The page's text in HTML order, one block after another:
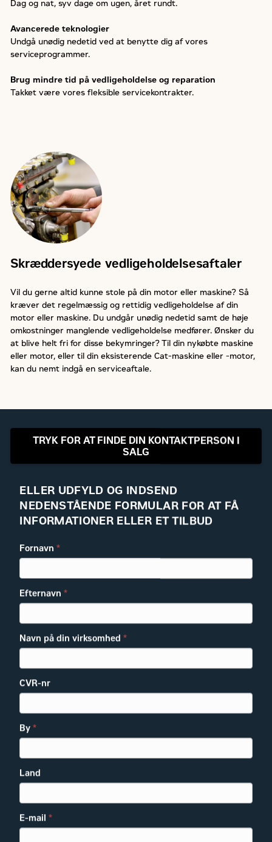
Dag og nat, syv dage om ugen, året rundt.
Avancerede teknologier
Undgå unødig nedetid ved at benytte dig af vores
serviceprogrammer.
Brug mindre tid på vedligeholdelse og reparation
Takket være vores fleksible servicekontrakter.
Skræddersyede vedligeholdelsesaftaler
Vil du gerne altid kunne stole på din motor eller maskine? Så
kræver det regelmæssig og rettidig vedligeholdelse af din
motor eller maskine. Du undgår unødig nedetid samt de høje
omkostninger manglende vedligeholdelse medfører. Ønsker du
at blive helt fri for disse bekymringer? Til din nykøbte maskine
eller motor, eller til din eksisterende Cat-maskine eller -motor,
kan du nemt indgå en serviceaftale.
TRYK FOR AT FINDE DIN KONTAKTPERSON I
SALG
ELLER UDFYLD OG INDSEND
NEDENSTÅENDE FORMULAR FOR AT FÅ
INFORMATIONER ELLER ET TILBUD
Fornavn*
Efternavn*
Navn på din virksomhed*
CVR-nr
By*
Land
E-mail*